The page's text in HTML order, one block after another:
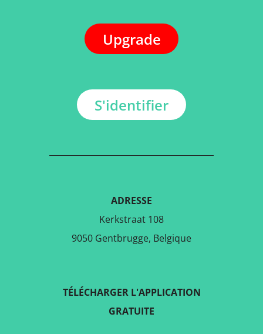
Upgrade
S'identifier
ADRESSE
Kerkstraat 108
9050 Gentbrugge, Belgique
TÉLÉCHARGER L'APPLICATION
GRATUITE